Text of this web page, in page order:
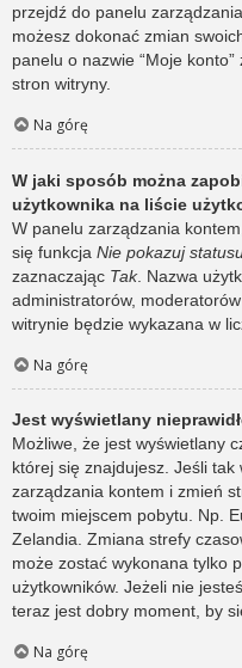
przejdź do panelu
możesz dokonać zmian
panelu o nazwie “Moje
stron witryny.
Na górę
W jaki sposób można
użytkownika na liście
W panelu zarządzania
się funkcja Nie pokazuj
zaznaczając Tak. Nazwa
administratorów,
witrynie będzie wykazana w
Na górę
Jest wyświetlany
Możliwe, że jest wyświetlany
której się znajdujesz. Jeśli tak
zarządzania kontem i zmień
twoim miejscem pobytu. Np.
Zelandia. Zmiana strefy
może zostać wykonana tylko
użytkowników. Jeżeli nie
teraz jest dobry moment, by
Na górę